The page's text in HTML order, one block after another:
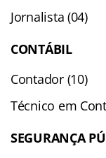
Jornalista (04)
CONTÁBIL
Contador (10)
Técnico em
SEGURANÇA